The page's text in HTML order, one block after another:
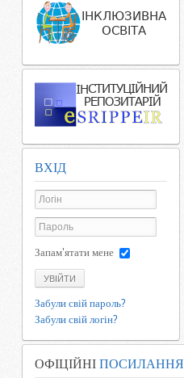
ВХІД
Запам'ятати мене
УВІЙТИ
Забули свій пароль?
Забули свій логін?
ОФІЦІЙНІ ПОСИЛАННЯ